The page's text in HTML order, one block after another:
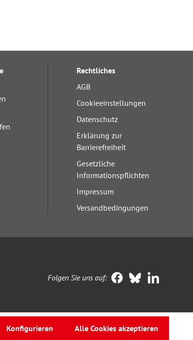
Rechtliches
AGB
Cookieeinstellungen
Datenschutz
Erklärung zur
Barrierefreiheit
Gesetzliche
Informationspflichten
Impressum
Versandbedingungen
Folgen Sie uns auf:
Konfigurieren Alle Cookies akzeptieren